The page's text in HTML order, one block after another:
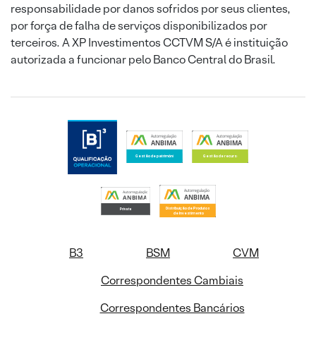
responsabilidade por danos sofridos por seus clientes,
por força de falha de serviços disponibilizados por
terceiros. A XP Investimentos CCTVM S/A é instituição
autorizada a funcionar pelo Banco Central do Brasil.
B3 BSM
CVM
Correspondentes Cambiais
Correspondentes Bancários